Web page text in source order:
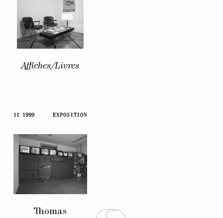
Affiches/Livres
11 1999 EXPOSITION
Thomas